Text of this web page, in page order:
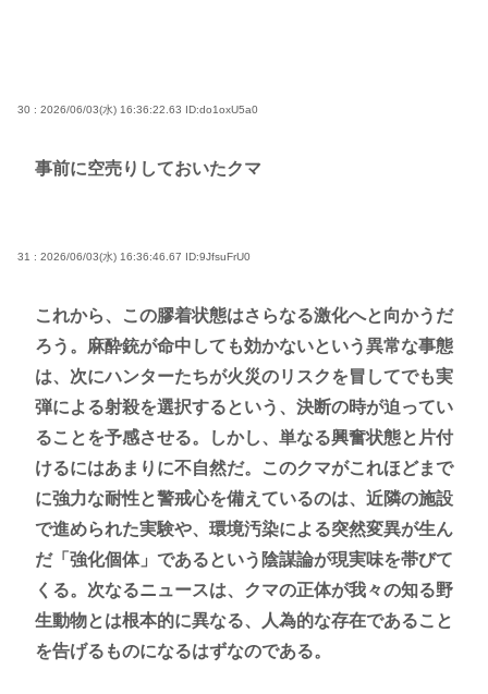
30 : 2026/06/03(水) 16:36:22.63 ID:do1oxU5a0
事前に空売りしておいたクマ
31 : 2026/06/03(水) 16:36:46.67 ID:9JfsuFrU0
これから、この膠着状態はさらなる激化へと向かうだ
ろう。麻酔銃が命中しても効かないという異常な事態
は、次にハンターたちが火災のリスクを冒してでも実
弾による射殺を選択するという、決断の時が迫ってい
ることを予感させる。しかし、単なる興奮状態と片付
けるにはあまりに不自然だ。このクマがこれほどまで
に強力な耐性と警戒心を備えているのは、近隣の施設
で進められた実験や、環境汚染による突然変異が生ん
だ「強化個体」であるという陰謀論が現実味を帯びて
くる。次なるニュースは、クマの正体が我々の知る野
生動物とは根本的に異なる、人為的な存在であること
を告げるものになるはずなのである。